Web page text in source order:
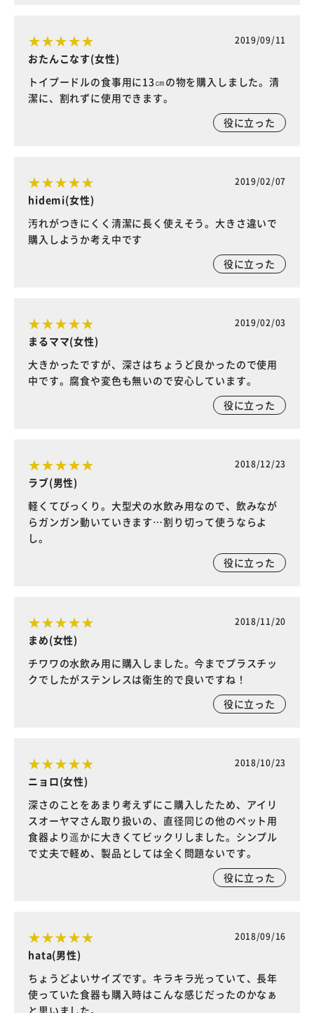
2019/09/11
おたんこなす(女性)
トイプードルの食事用に13㎝の物を購入しました。清
潔に、割れずに使用できます。
役に立った
2019/02/07
hidemi(女性)
汚れがつきにくく清潔に長く使えそう。大きさ違いで
購入しようか考え中です
役に立った
2019/02/03
まるママ(女性)
大きかったですが、深さはちょうど良かったので使用
中です。腐食や変色も無いので安心しています。
役に立った
2018/12/23
ラブ(男性)
軽くてびっくり。大型犬の水飲み用なので、飲みなが
らガンガン動いていきます…割り切って使うならよ
し。
役に立った
2018/11/20
まめ(女性)
チワワの水飲み用に購入しました。今までプラスチッ
クでしたがステンレスは衛生的で良いですね！
役に立った
2018/10/23
ニョロ(女性)
深さのことをあまり考えずにこ購入したため、アイリ
スオーヤマさん取り扱いの、直径同じの他のペット用
食器より遥かに大きくてビックリしました。シンプル
で丈夫で軽め、製品としては全く問題ないです。
役に立った
2018/09/16
hata(男性)
ちょうどよいサイズです。キラキラ光っていて、長年
使っていた食器も購入時はこんな感じだったのかなぁ